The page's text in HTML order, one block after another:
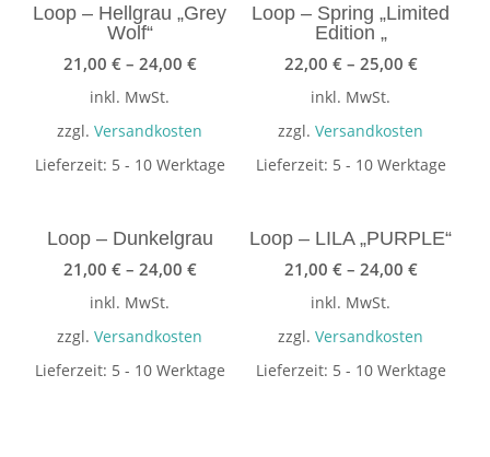
Loop – Hellgrau „Grey
Wolf“
21,00 €– 24,00 €
inkl. MwSt.
zzgl.Versandkosten
Lieferzeit: 5 - 10 Werktage
Loop – Spring „Limited
Edition „
22,00 €– 25,00 €
inkl. MwSt.
zzgl.Versandkosten
Lieferzeit: 5 - 10 Werktage
Loop – Dunkelgrau
21,00 €– 24,00 €
inkl. MwSt.
zzgl.Versandkosten
Lieferzeit: 5 - 10 Werktage
Loop – LILA „PURPLE“
21,00 €– 24,00 €
inkl. MwSt.
zzgl.Versandkosten
Lieferzeit: 5 - 10 Werktage